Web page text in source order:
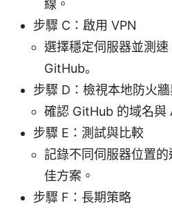
線。
步驟 C：啟用 VPN
選擇穩定伺服器並測
GitHub。
步驟 D：檢視本地防火
確認 GitHub 的域名與
步驟 E：測試與比較
記錄不同伺服器位置
佳方案。
步驟 F：長期策略